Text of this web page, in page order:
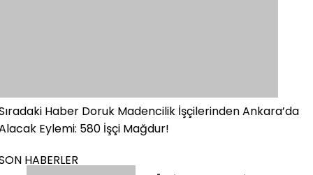
Haber Doruk Madencilik İşçilerinden Ankara’da
Eylemi: 580 İşçi Mağdur!
HABERLER